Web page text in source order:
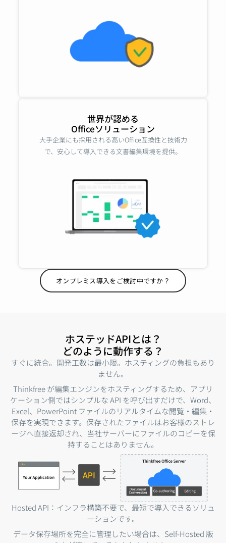
世界が認める
Officeソリューション
大手企業にも採用される高いOffice互換性と技術力
で、安心して導入できる文書編集環境を提供。
オンプレミス導入をご検討中ですか？
ホステッドAPIとは？
どのように動作する？
すぐに統合。開発工数は最小限。ホスティングの負担もあり
ません。
Thinkfree が編集エンジンをホスティングするため、アプリ
ケーション側ではシンプルな API を呼び出すだけで、Word、
Excel、PowerPoint ファイルのリアルタイムな閲覧・編集・
保存を実現できます。保存されたファイルはお客様のストレ
ージへ直接返却され、当社サーバーにファイルのコピーを保
持することはありません。
Hosted API：インフラ構築不要で、最短で導入できるソリュ
ーションです。
データ保存場所を完全に管理したい場合は、Self-Hosted 版